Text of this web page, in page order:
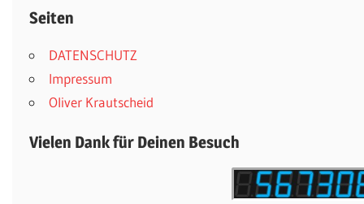
Seiten
DATENSCHUTZ
Impressum
Oliver Krautscheid
Vielen Dank für Deinen Besuch